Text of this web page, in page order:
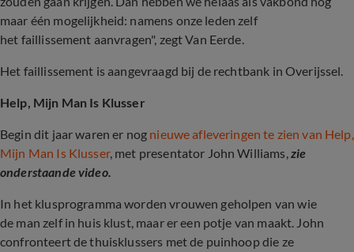
maar één mogelijkheid: namens onze leden zelf
het faillissement aanvragen", zegt Van Eerde.
Het faillissement is aangevraagd bij de rechtbank in Overijssel.
Help, Mijn Man Is Klusser
Begin dit jaar waren er nog nieuwe afleveringen te zien van Help,
Mijn Man Is Klusser, met presentator John Williams,zie
onderstaande video.
In het klusprogramma worden vrouwen geholpen van wie
de man zelf in huis klust, maar er een potje van maakt. John
confronteert de thuisklussers met de puinhoop die ze